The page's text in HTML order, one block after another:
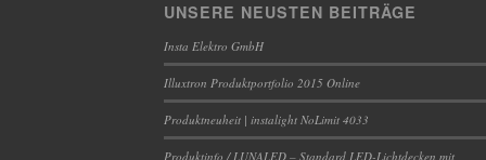
UNSERE NEUSTEN BEITRÄGE
Insta Elektro GmbH
Illuxtron Produktportfolio 2015 Online
Produktneuheit | instalight NoLimit 4033
Produktinfo / LUNALED – Standard LED-Lichtdecken mit